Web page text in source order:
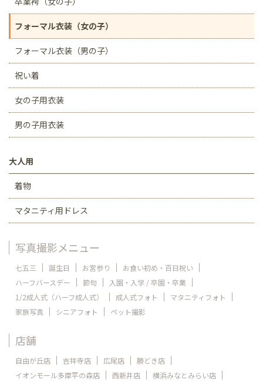
フォーマル衣装（女の子）
フォーマル衣装（男の子）
祝い着
女の子用衣装
男の子用衣装
大人用
着物
マタニティ用ドレス
写真撮影メニュー
七五三 誕生日 お宮参り
お食い初め・百日祝い
ハーフバースデー
節句
入園・入学 / 卒園・卒業
1/2成人式（ハーフ成人式）
成人式フォト
マタニティフォト
家族写真
シニアフォト ペット撮影
店舗
自由が丘店 吉祥寺店 広尾店
勝どき店
イオンモール多摩平の森店
西新井店
横浜みなとみらい店